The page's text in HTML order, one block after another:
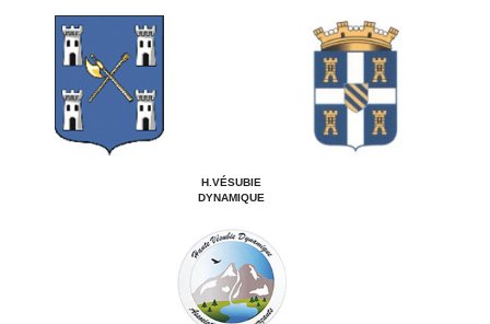
H.VÉSUBIE
DYNAMIQUE